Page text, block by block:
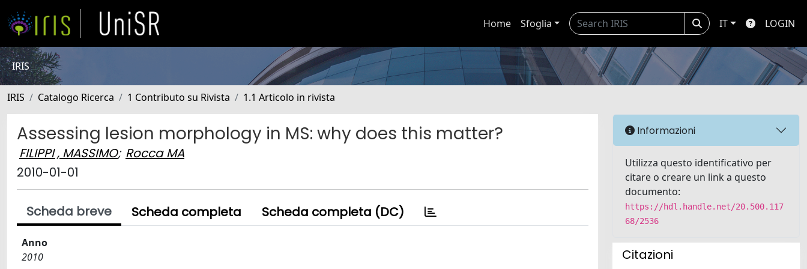
Home Sfoglia IT LOGIN
IRIS
IRIS Catalogo Ricerca 1 Contributo su Rivista 1.1 Articolo in rivista
Assessing lesion morphology in MS: why does this matter?
FILIPPI , MASSIMO; Rocca MA
2010-01-01
Scheda breve Scheda completa Scheda completa (DC)
Anno
2010
Informazioni
Utilizza questo identificativo per
citare o creare un link a questo
documento:
https://hdl.handle.net/20.500.117
68/2536
Citazioni